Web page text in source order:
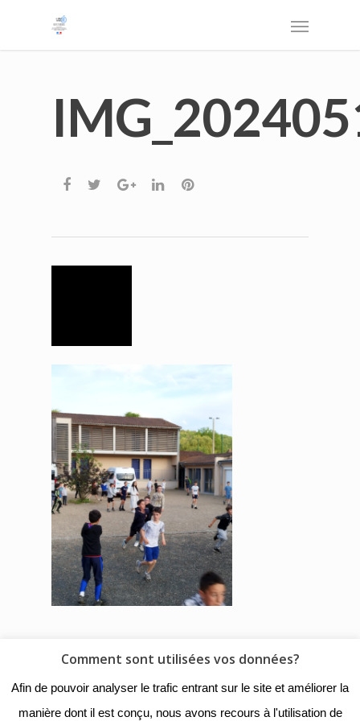
© 2018 - Collège Henri de
Navarre |Mentions légales|
Comment sont utilisées vos données?
Afin de pouvoir analyser le trafic entrant sur le site et améliorer la
manière dont il est conçu, nous avons recours à l'utilisation de